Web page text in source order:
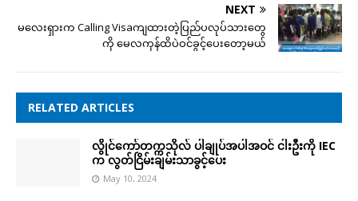
NEXT
မလေးရှားက Calling Visaကျထားတဲ့ပြည်ပလုပ်သားတွေ
ကို မေလကုန်ထိပဲဝင်ခွင့်ပေးတော့မယ်
RELATED ARTICLES
လွိုင်ကော်တက္ကသိုလ် ပါချုပ်အပါအဝင် ငါးဦးကို IEC
က လွတ်ငြိမ်းချမ်းသာခွင့်ပေး
May 10, 2024